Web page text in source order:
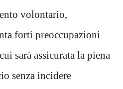
volontario,
forti preoccupazioni
sarà assicurata la piena
senza incidere